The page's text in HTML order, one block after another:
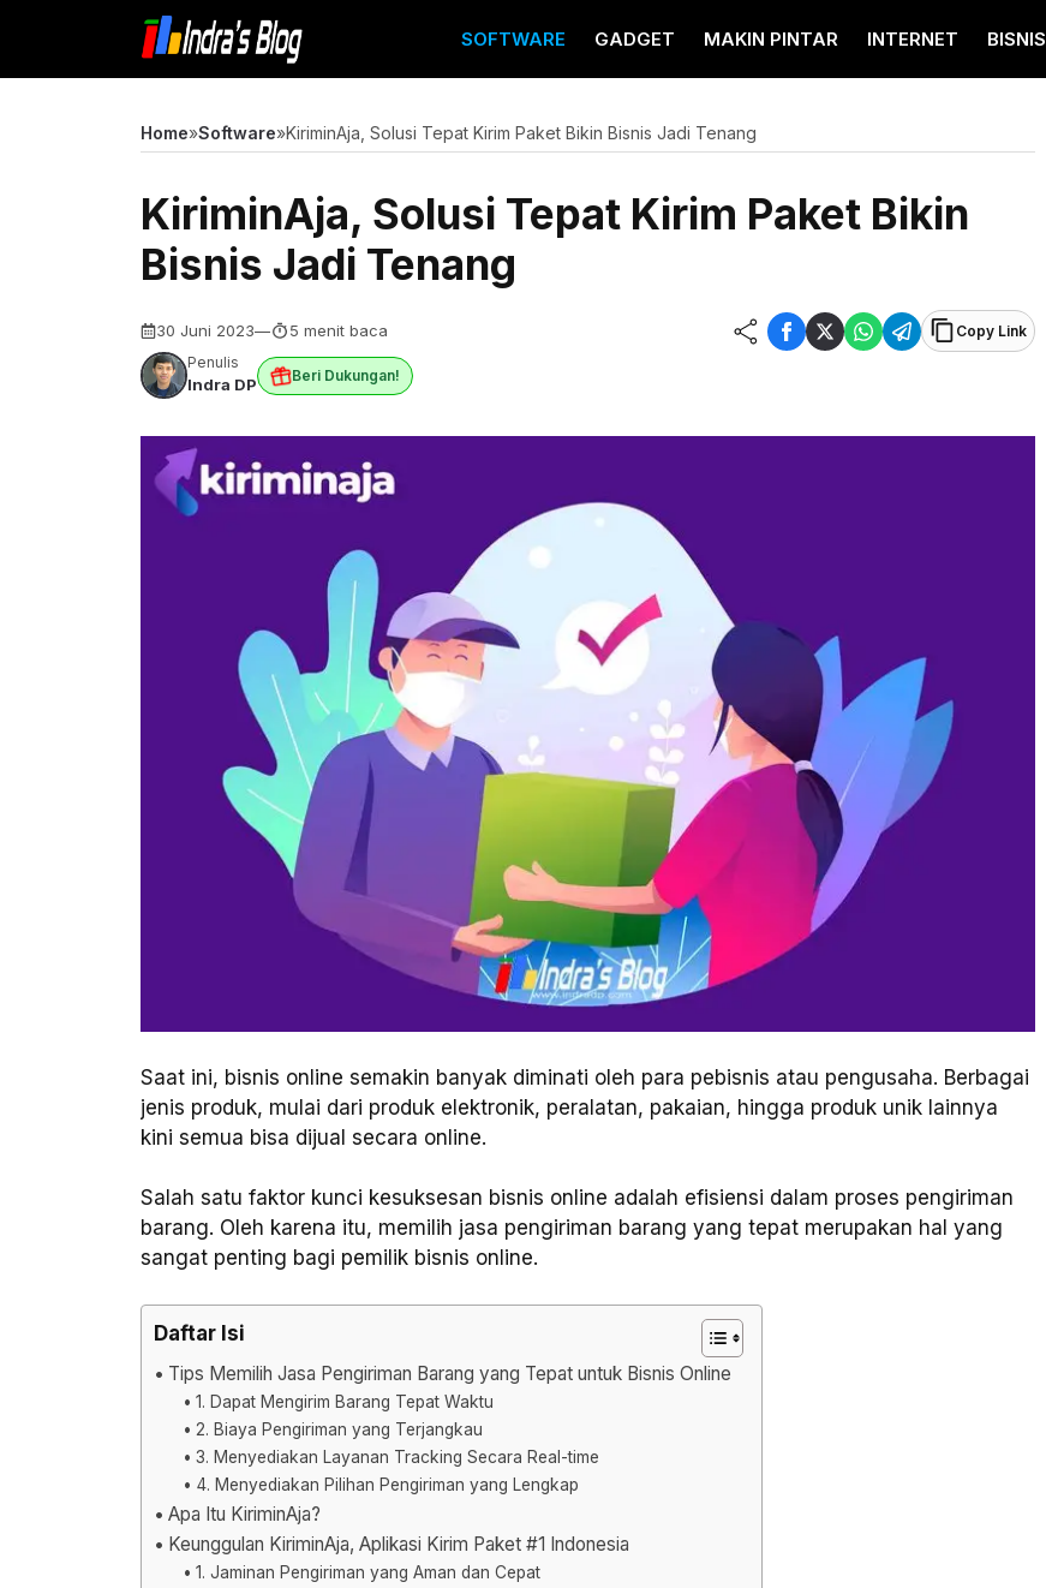
isi
SOFTWARE GADGET MAKIN PINTAR INTERNET BISNIS
Home»Software»KiriminAja, Solusi Tepat Kirim Paket Bikin Bisnis Jadi Tenang
KiriminAja, Solusi Tepat Kirim Paket Bikin
Bisnis Jadi Tenang
30 Juni 2023— 5 menit baca
Copy Link
Penulis
Indra DP Beri Dukungan!
Saat ini, bisnis online semakin banyak diminati oleh para pebisnis atau pengusaha. Berbagai
jenis produk, mulai dari produk elektronik, peralatan, pakaian, hingga produk unik lainnya
kini semua bisa dijual secara online.
Salah satu faktor kunci kesuksesan bisnis online adalah efisiensi dalam proses pengiriman
barang. Oleh karena itu, memilih jasa pengiriman barang yang tepat merupakan hal yang
sangat penting bagi pemilik bisnis online.
Daftar Isi
Tips Memilih Jasa Pengiriman Barang yang Tepat untuk Bisnis Online
1. Dapat Mengirim Barang Tepat Waktu
2. Biaya Pengiriman yang Terjangkau
3. Menyediakan Layanan Tracking Secara Real-time
4. Menyediakan Pilihan Pengiriman yang Lengkap
Apa Itu KiriminAja?
Keunggulan KiriminAja, Aplikasi Kirim Paket #1 Indonesia
1. Jaminan Pengiriman yang Aman dan Cepat